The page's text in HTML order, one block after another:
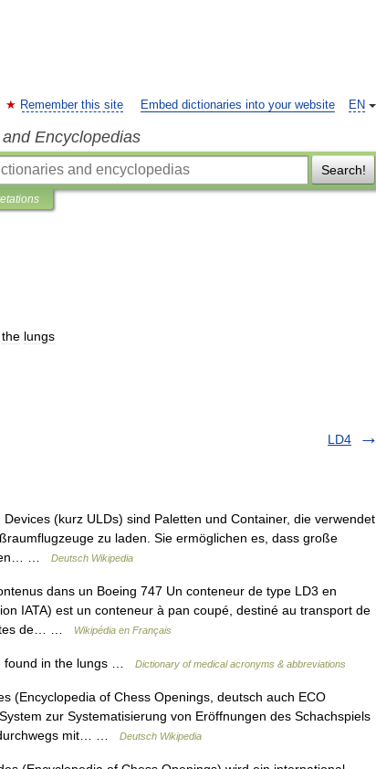
EN
Remember this site Embed dictionaries into your website
Encyclopedias
Search!
the lungs
LD4
(kurz ULDs) sind Paletten und Container, die verwendet
zu laden. Sie ermöglichen es, dass große
…
Deutsch Wikipedia
dans un Boeing 747 Un conteneur de type LD3 en
IATA) est un conteneur à pan coupé, destiné au transport de
de… …
Wikipédia en Français
found in the lungs … Dictionary of medical acronyms & abbreviations
(Encyclopedia of Chess Openings, deutsch auch ECO
zur Systematisierung von Eröffnungen des Schachspiels
durchwegs mit… …
Deutsch Wikipedia